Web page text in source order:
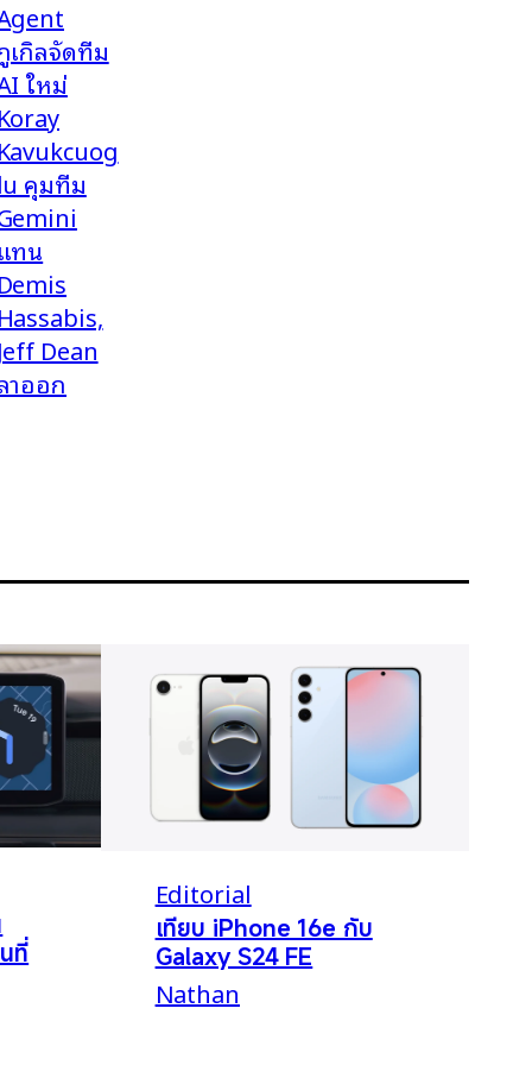
เกิลจัดทีม
ใหม่
คุมทีม
ทน
Dean
าออก
ที่
Editorial
เทียบ iPhone 16e กับ
Galaxy S24 FE
Nathan